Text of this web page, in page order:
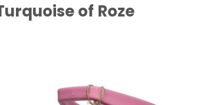
of Roze